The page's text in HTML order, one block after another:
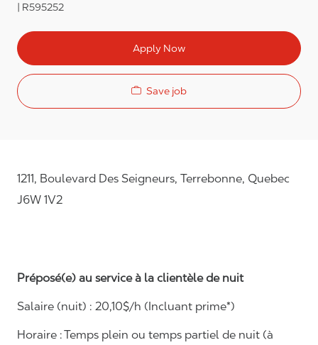
R595252
Apply Now
Save job
1211, Boulevard Des Seigneurs, Terrebonne, Quebec
J6W 1V2
Préposé(e) au service à la clientèle de nuit
Salaire (nuit) : 20,10$/h (Incluant prime*)
Horaire :Temps plein ou temps partiel de nuit (à